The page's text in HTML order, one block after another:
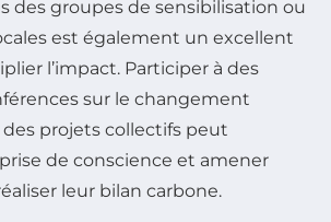
des groupes de sensibilisation ou
est également un excellent
l’impact. Participer à des
sur le changement
projets collectifs peut
de conscience et amener
leur bilan carbone.